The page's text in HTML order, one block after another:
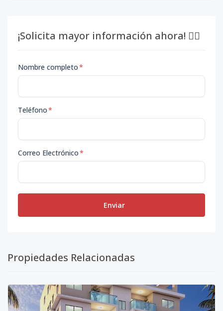
¡Solicita mayor información ahora! 👇🏽
Nombre completo*
Teléfono*
Correo Electrónico*
Enviar
Propiedades Relacionadas